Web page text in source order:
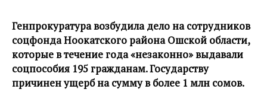
Генпрокуратура возбудила дело на сотрудников
соцфонда Ноокатского района Ошской области,
которые в течение года «незаконно» выдавали
соцпособия 195 гражданам. Государству
причинен ущерб на сумму в более 1 млн сомов.